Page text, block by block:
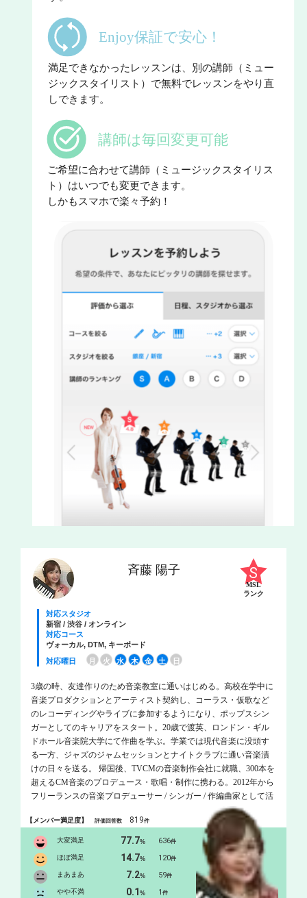
斉藤 陽子
MSL
ランク
対応スタジオ
新宿 / 渋谷 / オンライン
対応コース
ヴォーカル, DTM, キーボード
対応曜日
月 火 水 木 金 土 日
3歳の時、友達作りのため音楽教室に通いはじめる。高校在学中に
音楽プロダクションとアーティスト契約し、コーラス・仮歌など
のレコーディングやライブに参加するようになり、ポップスシン
ガーとしてのキャリアをスタート。20歳で渡英、ロンドン・ギル
ドホール音楽院大学にて作曲を学ぶ。学業では現代音楽に没頭す
る一方、ジャズのジャムセッションとナイトクラブに通い音楽漬
けの日々を送る。 帰国後、TVCMの音楽制作会社に就職、300本を
超えるCM音楽のプロデュース・歌唱・制作に携わる。2012年から
フリーランスの音楽プロデューサー / シンガー / 作編曲家として活
動を開始。 2013年にはNHK「みんなのうた」にて歌唱楽曲がオン
エア。世界的有名企業のCMソング、サウンドロゴなど数多くの
CM歌唱を手掛けており、まさに「声のプロ」。誰もがテレビで一
度は耳にしたことのある声の持ち主です！ 学生の頃から歌や作曲
を教えることが大好きで、プライベートレッスンにて多くの生徒
さんをお教えしてきました。 POPSはもちろん、ジャズ、クラシッ
クなどの多彩な要素を効率よくレッスンに組み込んでおります。
【メンバー満足度】評価回答数 819件
大変満足 77.7% 636件
ほぼ満足 14.7% 120件
まあまあ 7.2% 59件
やや不満 0.1% 1件